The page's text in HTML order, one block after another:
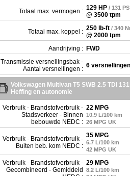
Totaal max. vermogen : 129 HP / 131
@ 3500 tpm
Totaal max. koppel : 250 lb-ft / 340
@ 2000 tpm
Aandrijving : FWD
Transmissie versnellingsbak -
Aantal versnellingen : 6
Volkswagen Multivan T5 SWB 2.5 TDI
Heffing en autonomie
Verbruik - Brandstofverbruik -
Stadsverkeer - Binnen
bebouwde NEDC :
22 MPG
10.9 L/100 km
26 MPG UK
Verbruik - Brandstofverbruik -
Buiten beb. kom NEDC :
35 MPG
6.7 L/100 km
42 MPG UK
Verbruik - Brandstofverbruik -
Gecombineerd - Gemiddeld
29 MPG
8.2 L/100 km